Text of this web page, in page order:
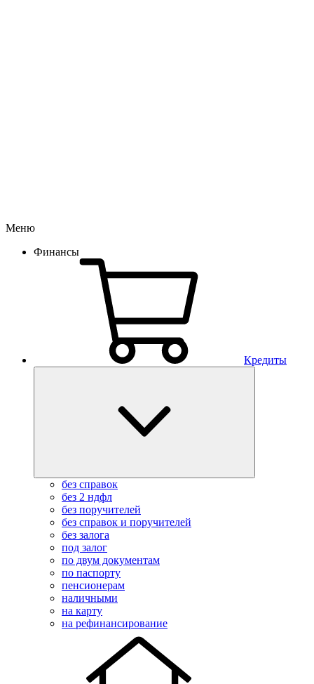
Меню
Финансы
Кредиты
без справок
без 2 ндфл
без поручителей
без справок и поручителей
без залога
под залог
по двум документам
по паспорту
пенсионерам
наличными
на карту
на рефинансирование